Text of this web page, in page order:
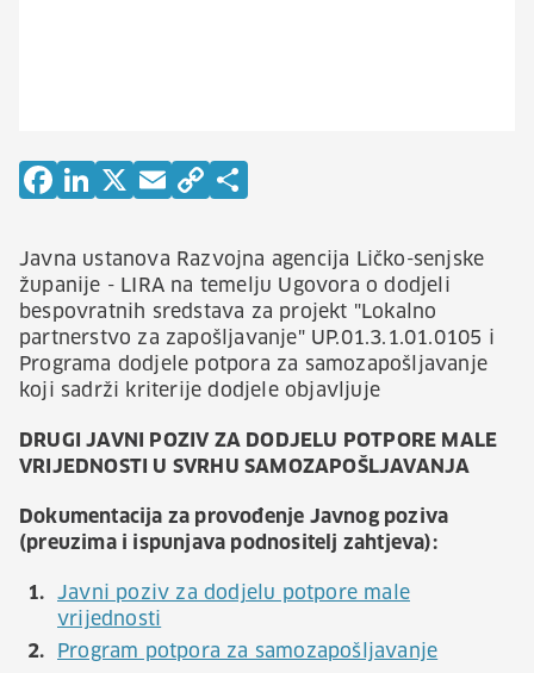
Javna ustanova Razvojna agencija Ličko-senjske
županije - LIRA na temelju Ugovora o dodjeli
bespovratnih sredstava za projekt "Lokalno
partnerstvo za zapošljavanje" UP.01.3.1.01.0105 i
Programa dodjele potpora za samozapošljavanje
koji sadrži kriterije dodjele objavljuje
DRUGI JAVNI POZIV ZA DODJELU POTPORE MALE
VRIJEDNOSTI U SVRHU SAMOZAPOŠLJAVANJA
Dokumentacija za provođenje Javnog poziva
(preuzima i ispunjava podnositelj zahtjeva):
Javni poziv za dodjelu potpore male
vrijednosti
Program potpora za samozapošljavanje